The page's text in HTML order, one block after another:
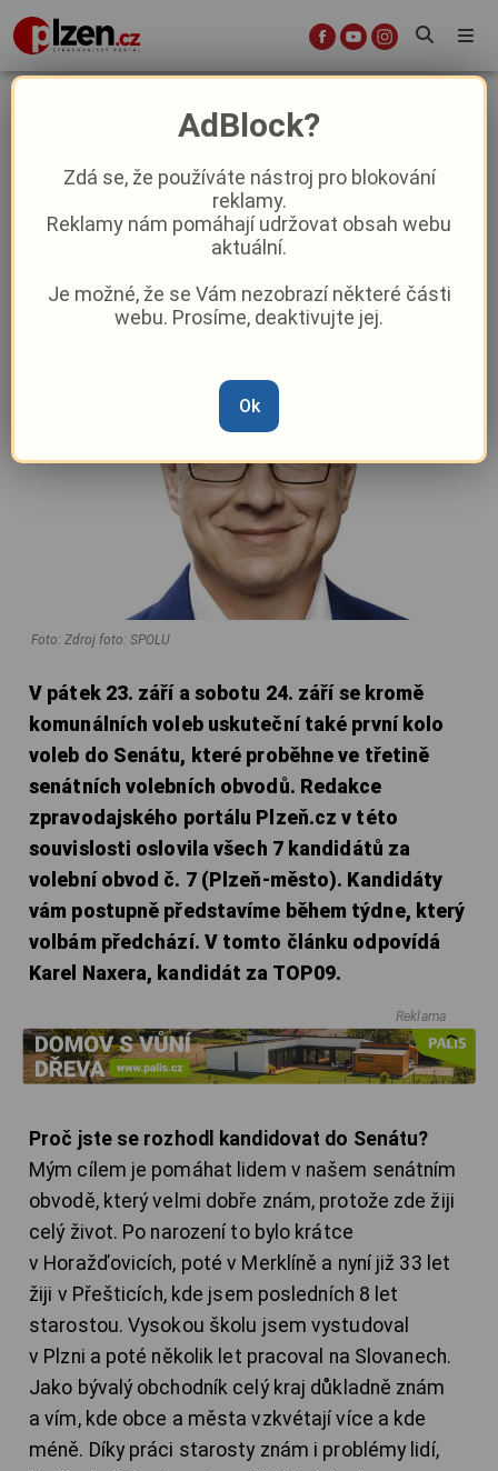
Anketa s kandidáty do Senátu
2022: Karel Naxera
20. 9. 2022|08:00
Foto: Zdroj foto: SPOLU
V pátek 23. září a sobotu 24. září se kromě
komunálních voleb uskuteční také první kolo
voleb do Senátu, které proběhne ve třetině
senátních volebních obvodů. Redakce
zpravodajského portálu Plzeň.cz v této
souvislosti oslovila všech 7 kandidátů za
volební obvod č. 7 (Plzeň-město). Kandidáty
vám postupně představíme během týdne, který
volbám předchází. V tomto článku odpovídá
Karel Naxera, kandidát za TOP09.
Reklama
Proč jste se rozhodl kandidovat do Senátu?
Mým cílem je pomáhat lidem v našem senátním
obvodě, který velmi dobře znám, protože zde žiji
celý život. Po narození to bylo krátce
v Horažďovicích, poté v Merklíně a nyní již 33 let
žiji v Přešticích, kde jsem posledních 8 let
starostou. Vysokou školu jsem vystudoval
v Plzni a poté několik let pracoval na Slovanech.
Jako bývalý obchodník celý kraj důkladně znám
a vím, kde obce a města vzkvétají více a kde
méně. Díky práci starosty znám i problémy lidí,
AdBlock?
Zdá se, že používáte nástroj pro blokování
reklamy.
Reklamy nám pomáhají udržovat obsah webu
aktuální.
Je možné, že se Vám nezobrazí některé části
webu. Prosíme, deaktivujte jej.
Ok